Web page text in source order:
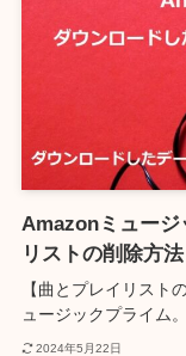
Amazonミュー
リストの削除方
【曲とプレイリスト
ュージックプライム
2024年5月22日